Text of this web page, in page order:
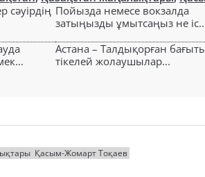
сәуірдің Пойызда немесе вокзалда
затыңызды ұмытсаңыз не
Астана – Талдықорған
тікелей жолаушылар...
Қасым-Жомарт Тоқаев